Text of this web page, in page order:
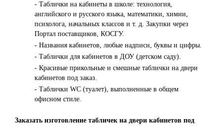
- Таблички на кабинеты в школе: технология,
английского и русского языка, математики, химии,
психолога, начальных классов и т. д. Закупки через
Портал поставщиков, КОСГУ.
- Названия кабинетов, любые надписи, буквы и цифры.
- Таблички для кабинетов в ДОУ (детском саду).
- Красивые прикольные и смешные таблички на двери
кабинетов под заказ.
- Таблички WC (туалет), выполненные в общем
офисном стиле.
Заказать изготовление табличек на двери кабинетов под